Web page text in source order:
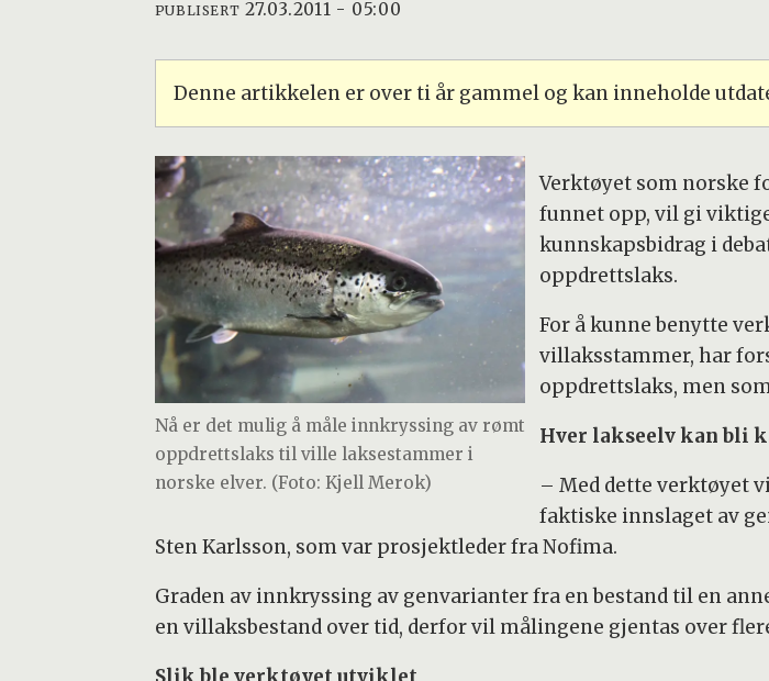
PUBLISERT 27.03.2011 - 05:00
Denne artikkelen er over ti år gammel og kan inneholde
Nå er det mulig å måle innkryssing av rømt
oppdrettslaks til ville laksestammer i
norske elver. (Foto: Kjell Merok)
Verktøyet som norske
funnet opp, vil gi
kunnskapsbidrag i
oppdrettslaks.
For å kunne benytte
villaksstammer, har
oppdrettslaks, men
Hver lakseelv kan bli
– Med dette verktøyet
faktiske innslaget av
Sten Karlsson, som var prosjektleder fra Nofima.
Graden av innkryssing av genvarianter fra en bestand til en
en villaksbestand over tid, derfor vil målingene gjentas over
Slik ble verktøyet utviklet